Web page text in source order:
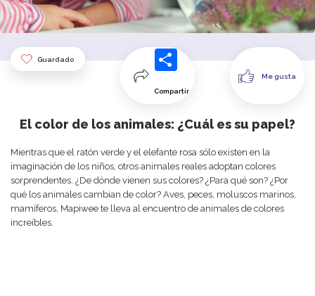
Guardado
Compartir
Me gusta
El color de los animales: ¿Cuál es su papel?
Mientras que el ratón verde y el elefante rosa sólo existen en la
imaginación de los niños, otros animales reales adoptan colores
sorprendentes. ¿De dónde vienen sus colores? ¿Para qué son? ¿Por
qué los animales cambian de color? Aves, peces, moluscos marinos,
mamíferos, Mapiwee te lleva al encuentro de animales de colores
increíbles.